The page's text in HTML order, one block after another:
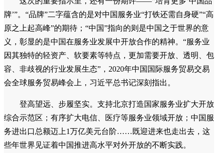
牌’”。“品牌”二字蕴含的是对中国服务业“打铁还需自身硬”“高
原之上起高峰”的期待；“中国”指向的则是中国之于世界的意
义，彰显的是中国在服务业发展中开放合作的精神。“服务业
因其独特的轻资产、软要素等特点，更加需要开放、透明、包
容、非歧视的行业发展生态”，2020年中国国际服务贸易交易
会全球服务贸易峰会上，习近平总书记深刻指出。
登高望远、步履坚实。支持北京打造国家服务业扩大开放
综合示范区；有序扩大电信、医疗等服务业领域开放；中国服
务进出口总额迈上1万亿美元台阶……既迎进来也走出去，这
些年世界见证着中国推进高水平对外开放的不断实践。